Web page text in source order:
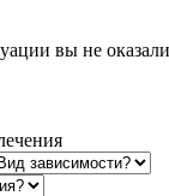
вы не